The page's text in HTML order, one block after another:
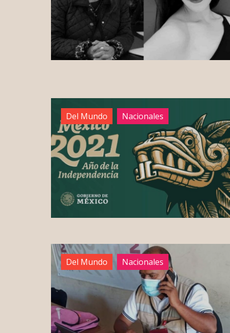
Del Mundo Nacionales
Del Mundo Nacionales